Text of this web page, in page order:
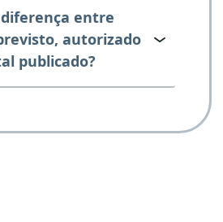
diferença entre
autorizado
publicado?